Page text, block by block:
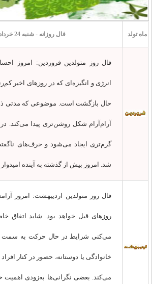
ماه تولد فال روزانه - شنبه 24 خرداد 1405
فال روز متولدین فروردین: امروز
انرژی و انگیزه‌ای که در روزهای اخیر
حال بازگشت است. موضوعی که مدتی
آرام‌آرام شکل روشن‌تری پیدا می‌کند.
گرم‌تری ایجاد می‌شود و حرف‌های
شد. امروز بیش از گذشته به آینده
فال روز متولدین اردیبهشت: امروز
روزهای قبل خواهد بود. شاید اتفاق
می‌کنی شرایط در حال حرکت به سمت
خانوادگی یا دوستانه، حضور در کنار
می‌کند. بعضی نگرانی‌ها به‌زودی اهمیت